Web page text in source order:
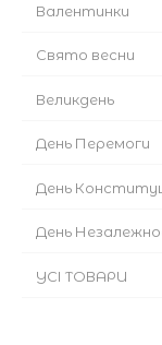
Валентинки
Cвято весни
Великдень
День Перемоги
День
День
УСІ ТОВАРИ